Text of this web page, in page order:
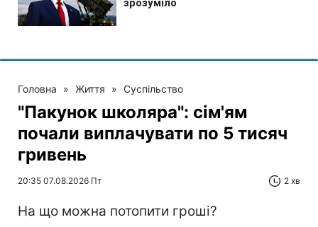
Головна » Життя » Суспільство
"Пакунок школяра": сім'ям
почали виплачувати по 5 тисяч
гривень
20:35 07.08.2026 Пт 2 хв
На що можна потопити гроші?